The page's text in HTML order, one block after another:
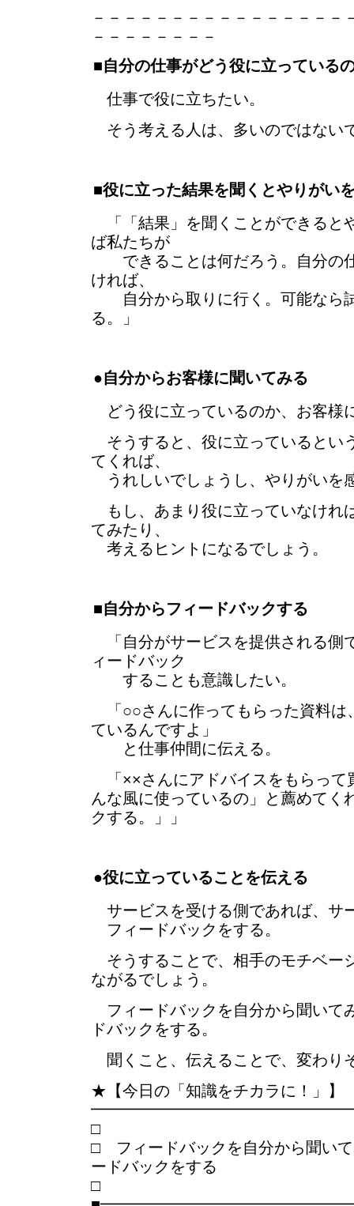
－－－－－－－－－－－－－－－－
－－－－－－－－
■自分の仕事がどう役に立っている
仕事で役に立ちたい。
そう考える人は、多いのではない
■役に立った結果を聞くとやりがい
「「結果」を聞くことができると
ば私たちが
できることは何だろう。自分の
ければ、
自分から取りに行く。可能なら
る。」
●自分からお客様に聞いてみる
どう役に立っているのか、お客様
そうすると、役に立っているとい
てくれば、
うれしいでしょうし、やりがいを
もし、あまり役に立っていなけれ
てみたり、
考えるヒントになるでしょう。
■自分からフィードバックする
「自分がサービスを提供される側
ィードバック
することも意識したい。
「○○さんに作ってもらった資料は
ているんですよ」
と仕事仲間に伝える。
「××さんにアドバイスをもらって
んな風に使っているの」と薦めてく
クする。」」
●役に立っていることを伝える
サービスを受ける側であれば、サ
フィードバックをする。
そうすることで、相手のモチベー
ながるでしょう。
フィードバックを自分から聞いて
ドバックをする。
聞くこと、伝えることで、変わり
★【今日の「知識をチカラに！」】
□ フィードバックを自分から聞い
ードバックをする